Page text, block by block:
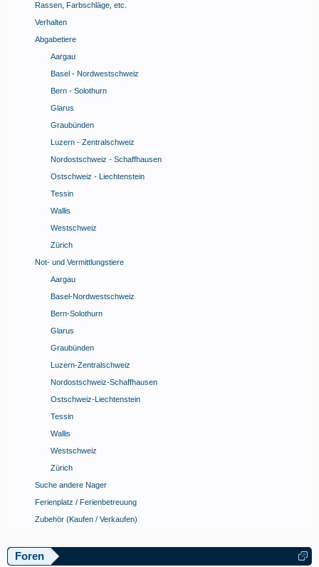
Rassen, Farbschläge, etc.
Verhalten
Abgabetiere
Aargau
Basel - Nordwestschweiz
Bern - Solothurn
Glarus
Graubünden
Luzern - Zentralschweiz
Nordostschweiz - Schaffhausen
Ostschweiz - Liechtenstein
Tessin
Wallis
Westschweiz
Zürich
Not- und Vermittlungstiere
Aargau
Basel-Nordwestschweiz
Bern-Solothurn
Glarus
Graubünden
Luzern-Zentralschweiz
Nordostschweiz-Schaffhausen
Ostschweiz-Liechtenstein
Tessin
Wallis
Westschweiz
Zürich
Suche andere Nager
Ferienplatz / Ferienbetreuung
Zubehör (Kaufen / Verkaufen)
Foren